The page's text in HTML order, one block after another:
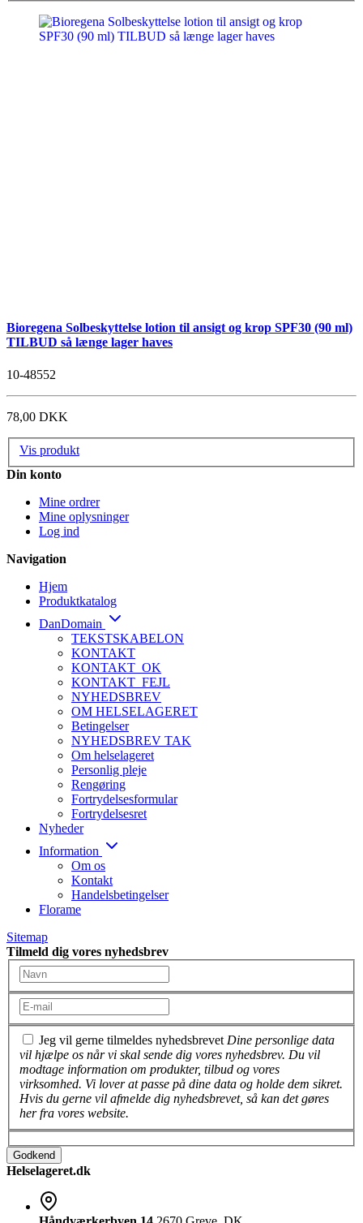
Bioregena Solbeskyttelse lotion til ansigt og krop SPF30 (90 ml)
TILBUD så længe lager haves
10-48552
78,00 DKK
Vis produkt
Din konto
Mine ordrer
Mine oplysninger
Log ind
Navigation
Hjem
Produktkatalog
DanDomain
TEKSTSKABELON
KONTAKT
KONTAKT_OK
KONTAKT_FEJL
NYHEDSBREV
OM HELSELAGERET
Betingelser
NYHEDSBREV TAK
Om helselageret
Personlig pleje
Rengøring
Fortrydelsesformular
Fortrydelsesret
Nyheder
Information
Om os
Kontakt
Handelsbetingelser
Florame
Sitemap
Tilmeld dig vores nyhedsbrev
Jeg vil gerne tilmeldes nyhedsbrevet Dine personlige data
vil hjælpe os når vi skal sende dig vores nyhedsbrev. Du vil
modtage information om produkter, tilbud og vores
virksomhed. Vi lover at passe på dine data og holde dem sikret.
Hvis du gerne vil afmelde dig nyhedsbrevet, så kan det gøres
her fra vores website.
Godkend
Helselageret.dk